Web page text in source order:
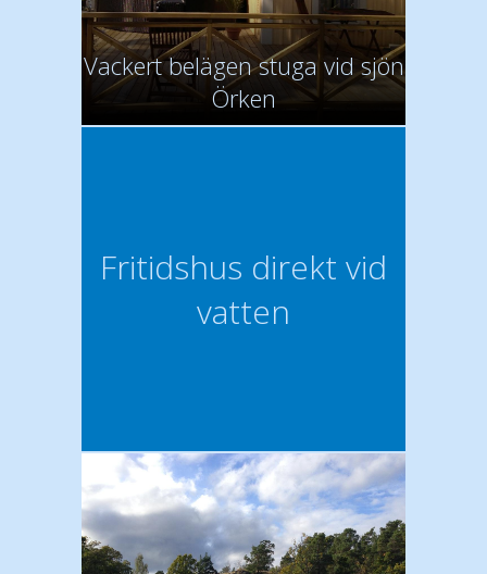
Vackert belägen stuga vid sjön
Örken
Fritidshus direkt vid
vatten